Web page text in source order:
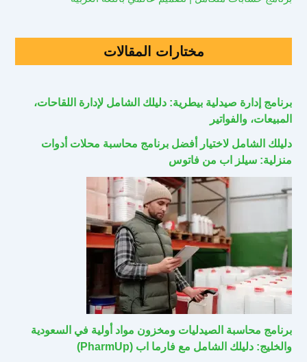
مختارات المقالات
برنامج إدارة صيدلية بيطرية: دليلك الشامل لإدارة اللقاحات،
المبيعات، والفواتير
دليلك الشامل لاختيار أفضل برنامج محاسبة محلات أدوات
منزلية: سيلز اب من فاتوس
برنامج محاسبة الصيدليات ومخزون مواد أولية في السعودية
والخليج: دليلك الشامل مع فارما اب (PharmUp)